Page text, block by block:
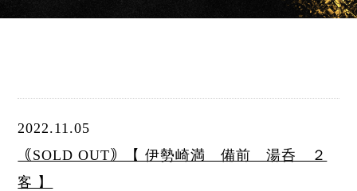
2022.11.05
｟SOLD OUT｠【 伊勢崎満 備前 湯呑 ２
客 】